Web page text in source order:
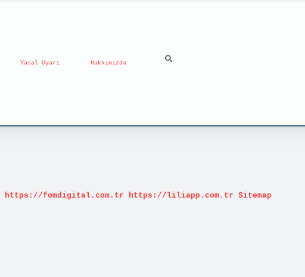
Yasal Uyarı Hakkımızda
https://fomdigital.com.tr https://liliapp.com.tr Sitemap